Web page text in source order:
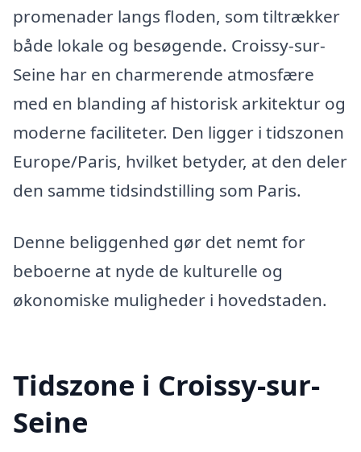
promenader langs floden, som tiltrækker
både lokale og besøgende. Croissy-sur-
Seine har en charmerende atmosfære
med en blanding af historisk arkitektur og
moderne faciliteter. Den ligger i tidszonen
Europe/Paris, hvilket betyder, at den deler
den samme tidsindstilling som Paris.
Denne beliggenhed gør det nemt for
beboerne at nyde de kulturelle og
økonomiske muligheder i hovedstaden.
Tidszone i Croissy-sur-
Seine